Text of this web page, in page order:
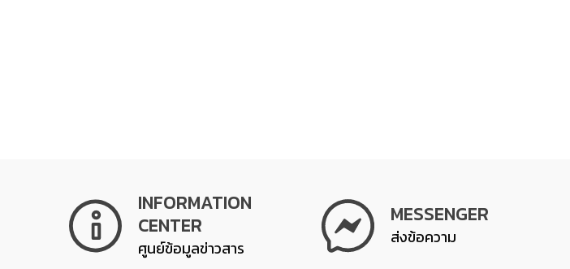
INFORMATION
CENTER
ศูนย์ข้อมูลข่าวสาร
MESSENGER
ส่งข้อความ